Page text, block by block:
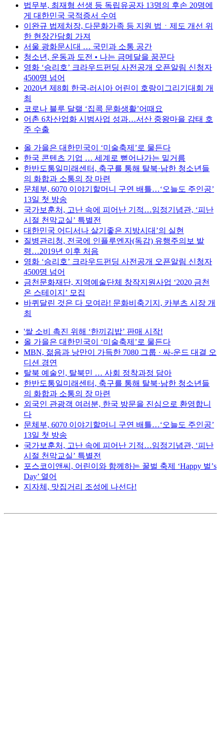
법무부, 최재형 선생 등 독립유공자 13명의 후손 20명에
게 대한민국 국적증서 수여
이완규 법제처장, 다문화가족 등 지원 법ㆍ제도 개선 위
한 현장간담회 가져
서울 광화문시대 … 국민과 소통 공간
청소년, 운동과 도전 • 나는 금메달을 꿈꾼다
영화 ‘승리호’ 크라우드펀딩 사전공개 오픈알림 신청자
4500명 넘어
2020년 제8회 한국-러시아 어린이 호랑이그리기대회 개
최
코로나 블루 달랠 ‘집콕 문화생활’어때요
어촌 6차산업화 시범사업 성과…서산 중왕마을 감태 호
주 수출
올 가을은 대한민국이 ‘미술축제’로 물든다
한국 콘텐츠 기업 … 세계로 뻗어나가는 밑거름
한반도통일미래센터, 축구를 통해 탈북·남한 청소년들
의 화합과 소통의 장 마련
문체부, 6070 이야기할머니 구연 배틀…‘오늘도 주인공’
13일 첫 방송
국가보훈처, 고난 속에 피어난 기적…임정기념관, ‘피난
시절 천막교실’ 특별전
대한민국 어디서나 살기좋은 지방시대’의 실현
질병관리청, 전국에 인플루엔자(독감) 유행주의보 발
령…2019년 이후 처음
영화 ‘승리호’ 크라우드펀딩 사전공개 오픈알림 신청자
4500명 넘어
금천문화재단, 지역예술단체 창작지원사업 ‘2020 금천
온 스테이지’ 모집
바퀴달린 것은 다 모여라! 문화비축기지, 카부츠 시장 개
최
'쌀 소비 촉진 위해 ‘한끼김밥’ 판매 시작!
올 가을은 대한민국이 ‘미술축제’로 물든다
MBN, 젊음과 낭만이 가득한 7080 그룹 · 싸-운드 대결 오
디션 경연
탈북 예술인, 탈북민 … 사회 정착과정 담아
한반도통일미래센터, 축구를 통해 탈북·남한 청소년들
의 화합과 소통의 장 마련
외국인 관광객 여러분, 한국 방문을 진심으로 환영합니
다
문체부, 6070 이야기할머니 구연 배틀…‘오늘도 주인공’
13일 첫 방송
국가보훈처, 고난 속에 피어난 기적…임정기념관, ‘피난
시절 천막교실’ 특별전
포스코이앤씨, 어린이와 함께하는 꿀벌 축제 ‘Happy 벌’s
Day’ 열어
지자체, 맛집거리 조성에 나선다!